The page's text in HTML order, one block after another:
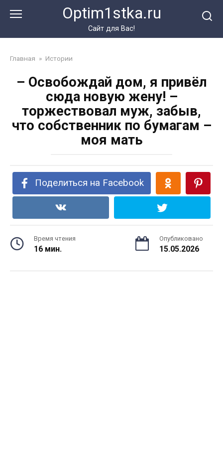
Optim1stka.ru
Сайт для Вас!
Главная » Истории
– Освобождай дом, я привёл
сюда новую жену! –
торжествовал муж, забыв,
что собственник по бумагам –
моя мать
Поделиться на Facebook
Время чтения
16 мин.
Опубликовано
15.05.2026